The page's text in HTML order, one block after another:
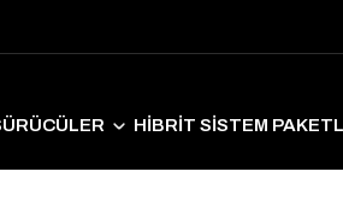
HİBRİT SİSTEM